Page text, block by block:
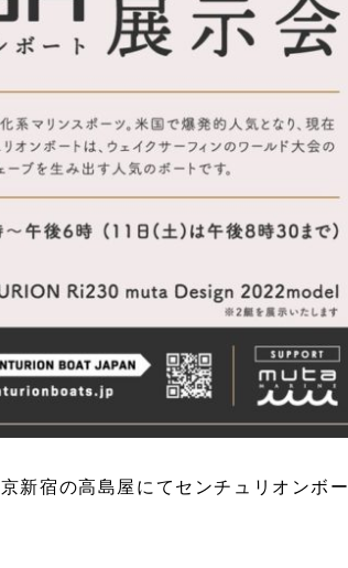
新宿の高島屋にてセンチュリオンボー